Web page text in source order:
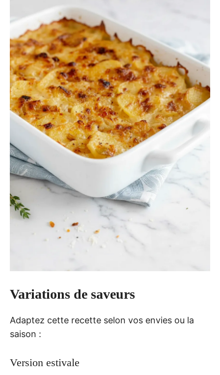
Variations de saveurs
Adaptez cette recette selon vos envies ou la
saison :
Version estivale